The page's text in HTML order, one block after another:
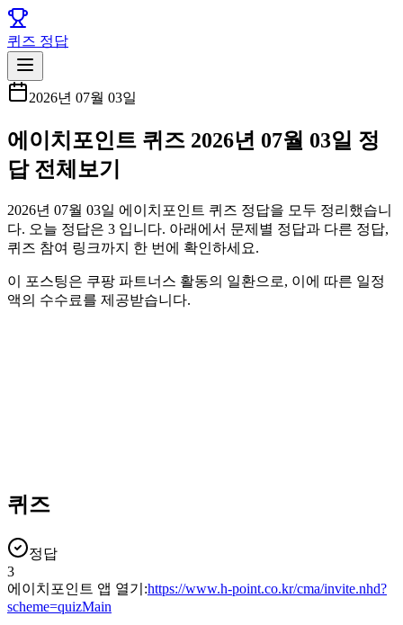
퀴즈 정답
2026년 07월 03일
에이치포인트 퀴즈 2026년 07월 03일 정
답 전체보기
2026년 07월 03일 에이치포인트 퀴즈 정답을 모두 정리했습니
다. 오늘 정답은 3 입니다. 아래에서 문제별 정답과 다른 정답,
퀴즈 참여 링크까지 한 번에 확인하세요.
이 포스팅은 쿠팡 파트너스 활동의 일환으로, 이에 따른 일정
액의 수수료를 제공받습니다.
퀴즈
정답
3
에이치포인트 앱 열기:https://www.h-point.co.kr/cma/invite.nhd?
scheme=quizMain